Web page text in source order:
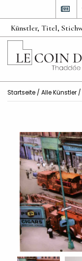
Startseite / Alle Künstler /